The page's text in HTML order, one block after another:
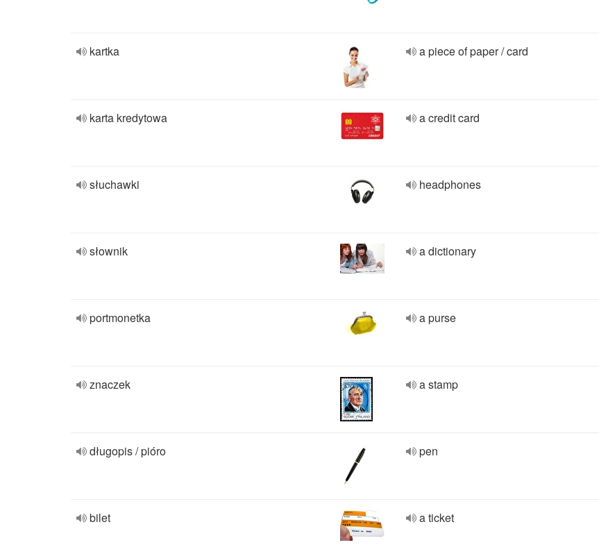
kartka a piece of paper / card
karta kredytowa a credit card
słuchawki headphones
słownik a dictionary
portmonetka a purse
znaczek a stamp
długopis / pióro pen
bilet a ticket